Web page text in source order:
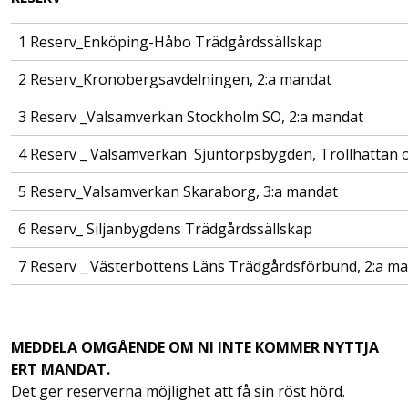
1 Reserv_Enköping-Håbo Trädgårdssällskap
2 Reserv_Kronobergsavdelningen, 2:a mandat
3 Reserv _Valsamverkan Stockholm SO, 2:a mandat
4 Reserv _ Valsamverkan Sjuntorpsbygden, Trollhättan
5 Reserv_Valsamverkan Skaraborg, 3:a mandat
6 Reserv_ Siljanbygdens Trädgårdssällskap
7 Reserv _ Västerbottens Läns Trädgårdsförbund, 2:a
MEDDELA OMGÅENDE OM NI INTE KOMMER NYTTJA
ERT MANDAT.
Det ger reserverna möjlighet att få sin röst hörd.